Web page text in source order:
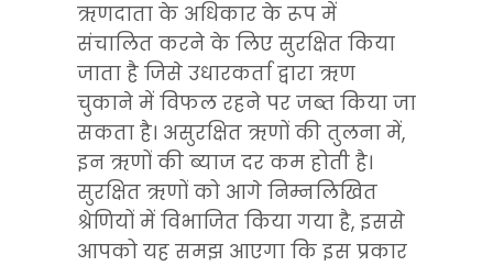
ऋणदाता के अधिकार के रूप में
संचालित करने के लिए सुरक्षित किया
जाता है जिसे उधारकर्ता द्वारा ऋण
चुकाने में विफल रहने पर जब्त किया जा
सकता है। असुरक्षित ऋणों की तुलना में,
इन ऋणों की ब्याज दर कम होती है।
सुरक्षित ऋणों को आगे निम्नलिखित
श्रेणियों में विभाजित किया गया है, इससे
आपको यह समझ आएगा कि इस प्रकार